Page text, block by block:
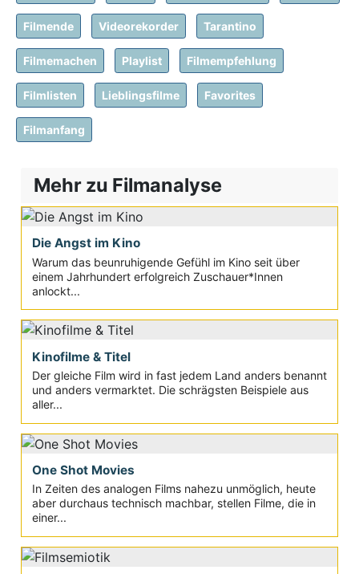
Filmende Videorekorder Tarantino
Filmemachen Playlist Filmempfehlung
Filmlisten Lieblingsfilme Favorites
Filmanfang
Mehr zu Filmanalyse
Die Angst im Kino
Warum das beunruhigende Gefühl im Kino seit über
einem Jahrhundert erfolgreich Zuschauer*Innen
anlockt...
Kinofilme & Titel
Der gleiche Film wird in fast jedem Land anders benannt
und anders vermarktet. Die schrägsten Beispiele aus
aller...
One Shot Movies
In Zeiten des analogen Films nahezu unmöglich, heute
aber durchaus technisch machbar, stellen Filme, die in
einer...